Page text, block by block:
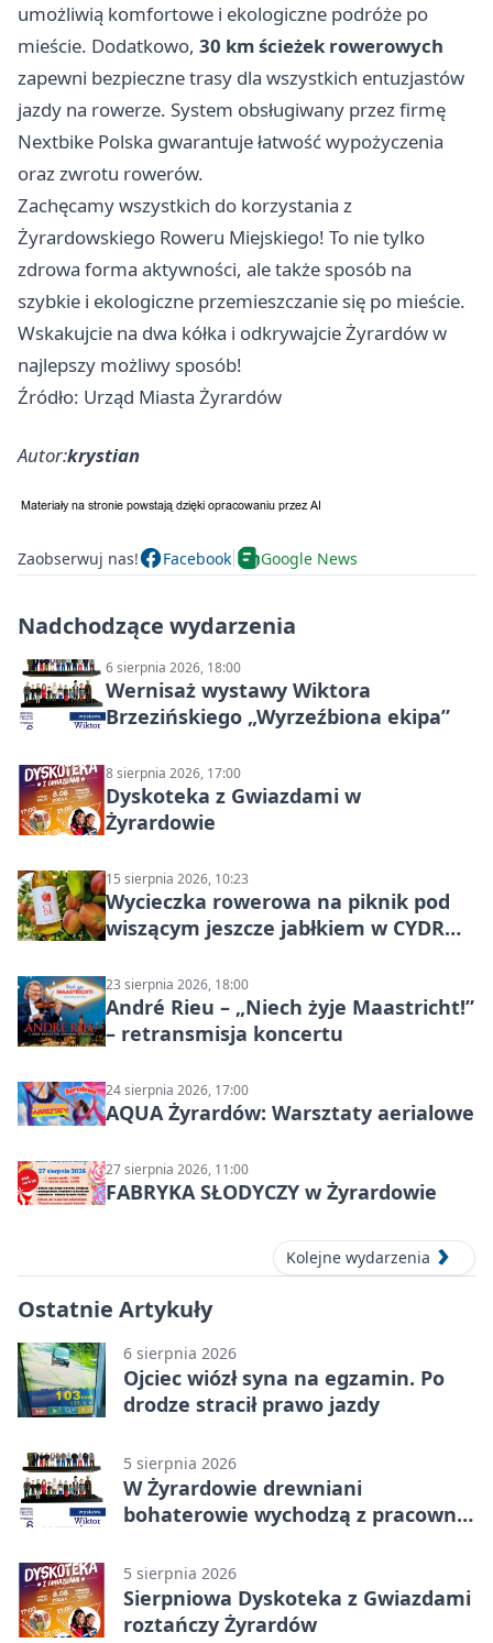
umożliwią komfortowe i ekologiczne podróże po
mieście. Dodatkowo, 30 km ścieżek rowerowych
zapewni bezpieczne trasy dla wszystkich entuzjastów
jazdy na rowerze. System obsługiwany przez firmę
Nextbike Polska gwarantuje łatwość wypożyczenia
oraz zwrotu rowerów.
Zachęcamy wszystkich do korzystania z
Żyrardowskiego Roweru Miejskiego! To nie tylko
zdrowa forma aktywności, ale także sposób na
szybkie i ekologiczne przemieszczanie się po mieście.
Wskakujcie na dwa kółka i odkrywajcie Żyrardów w
najlepszy możliwy sposób!
Źródło: Urząd Miasta Żyrardów
Autor:krystian
Zaobserwuj nas! Facebook Google News
Nadchodzące wydarzenia
6 sierpnia 2026, 18:00
Wernisaż wystawy Wiktora
Brzezińskiego „Wyrzeźbiona ekipa”
8 sierpnia 2026, 17:00
Dyskoteka z Gwiazdami w
Żyrardowie
15 sierpnia 2026, 10:23
Wycieczka rowerowa na piknik pod
wiszącym jeszcze jabłkiem w CYDR
23 sierpnia 2026, 18:00
André Rieu – „Niech żyje Maastricht!”
– retransmisja koncertu
24 sierpnia 2026, 17:00
AQUA Żyrardów: Warsztaty aerialowe
27 sierpnia 2026, 11:00
FABRYKA SŁODYCZY w Żyrardowie
Kolejne wydarzenia
Ostatnie Artykuły
6 sierpnia 2026
Ojciec wiózł syna na egzamin. Po
drodze stracił prawo jazdy
5 sierpnia 2026
W Żyrardowie drewniani
bohaterowie wychodzą z pracowni
5 sierpnia 2026
Sierpniowa Dyskoteka z Gwiazdami
roztańczy Żyrardów